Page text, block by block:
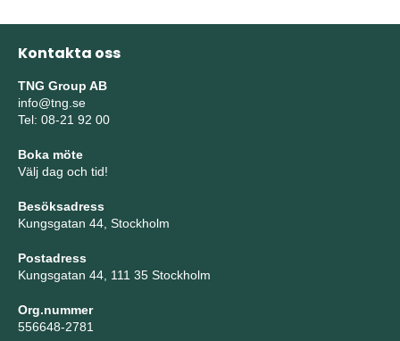
Kontakta oss
TNG Group AB
info@tng.se
Tel: 08-21 92 00
Boka möte
Välj dag och tid!
Besöksadress
Kungsgatan 44, Stockholm
Postadress
Kungsgatan 44, 111 35 Stockholm
Org.nummer
556648-2781